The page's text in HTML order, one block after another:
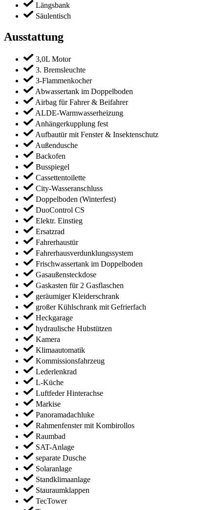
Längsbank
Säulentisch
Ausstattung
3,0L Motor
3. Bremsleuchte
3-Flammenkocher
Abwassertank im Doppelboden
Airbag für Fahrer & Beifahrer
ALDE-Warmwasserheizung
Anhängerkupplung fest
Aufbautür mit Fenster & Insektenschutz
Außendusche
Backofen
Busspiegel
Cassettentoilette
City-Wasseranschluss
Doppelboden (Winterfest)
DuoControl CS
Elektr. Einstieg
Ersatzrad
Fahrerhaustür
Fahrerhausverdunklungssystem
Frischwassertank im Doppelboden
Gasaußensteckdose
Gaskasten für 2 Gasflaschen
geräumiger Kleiderschrank
großer Kühlschrank mit Gefrierfach
Heckgarage
hydraulische Hubstützen
Kamera
Klimaautomatik
Kommissionsfahrzeug
Lederlenkrad
L-Küche
Luftfeder Hinterachse
Markise
Panoramadachluke
Rahmenfenster mit Kombirollos
Raumbad
SAT-Anlage
separate Dusche
Solaranlage
Standklimaanlage
Stauraumklappen
TecTower